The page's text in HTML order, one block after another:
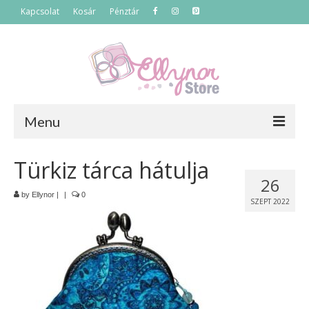
Kapcsolat Kosár Pénztár
Menu
Főoldal
Akciós termékek
Táskák
Neszeszerek
26
SZEPT 2022
Türkiz tárca hátulja
by Ellynor | | 0